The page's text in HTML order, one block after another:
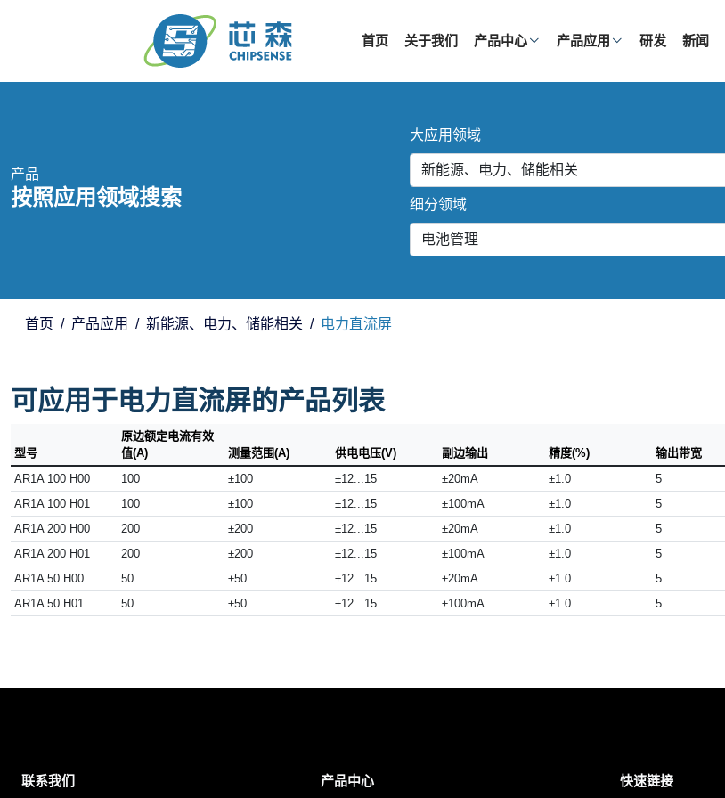
首页 关于我们 产品中心 产品应用 研发 新闻
产品
按照应用领域搜索
大应用领域
细分领域
首页 产品应用 新能源、电力、储能相关 电力直流屏
可应用于电力直流屏的产品列表
型号
原边额定电流有效
值(A)
测量范围(A) 供电电压(V) 副边输出 精度(%) 输出带宽
AR1A 100 H00
100 ±100 ±12...15 ±20mA ±1.0 5
AR1A 100 H01
100 ±100 ±12...15 ±100mA ±1.0 5
AR1A 200 H00
200 ±200 ±12...15 ±20mA ±1.0 5
AR1A 200 H01
200 ±200 ±12...15 ±100mA ±1.0 5
AR1A 50 H00
50 ±50 ±12...15 ±20mA ±1.0 5
AR1A 50 H01
50 ±50 ±12...15 ±100mA ±1.0 5
联系我们 产品中心 快速链接